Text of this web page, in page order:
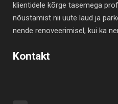
klientidele kõrge tasemega
nõustamist nii uute laud ja
nende renoveerimisel, kui ka
Kontakt